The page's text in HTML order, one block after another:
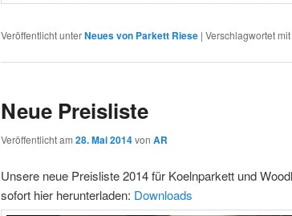
Veröffentlicht unterNeues von Parkett Riese | Verschlagwortet mit
Neue Preisliste
Veröffentlicht am 28. Mai 2014von AR
Unsere neue Preisliste 2014 für Koelnparkett und
sofort hier herunterladen: Downloads